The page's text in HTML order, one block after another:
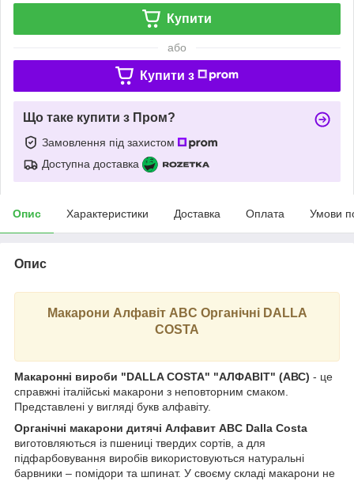
Купити
або
Купити з
Що таке купити з Пром?
Замовлення під захистом
Доступна доставка
Опис Характеристики Доставка Оплата Умови
Опис
Макарони Алфавіт ABC Органічні DALLA
COSTA
Макаронні вироби "DALLA COSTA" "АЛФАВІТ" (АВС) - це
справжні італійські макарони з неповторним смаком.
Представлені у вигляді букв алфавіту.
Органічні макарони дитячі Алфавит ABC Dalla Costa
виготовляються із пшениці твердих сортів, а для
підфарбовування виробів використовуються натуральні
барвники – помідори та шпинат. У своєму складі макарони не